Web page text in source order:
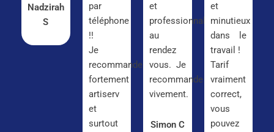
Nadzirah
S
par
téléphone
!!
Je
recommande
fortement
artiserv
et
surtout
et
professionnalisme
au
rendez
vous. Je
recommande
vivement.
Simon C
et
minutieux
dans le
travail !
Tarif
vraiment
correct,
vous
pouvez